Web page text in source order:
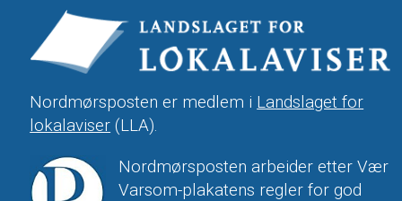
Nordmørsposten er medlem i Landslaget for
lokalaviser (LLA).
Nordmørsposten arbeider etter Vær
Varsom-plakatens regler for god